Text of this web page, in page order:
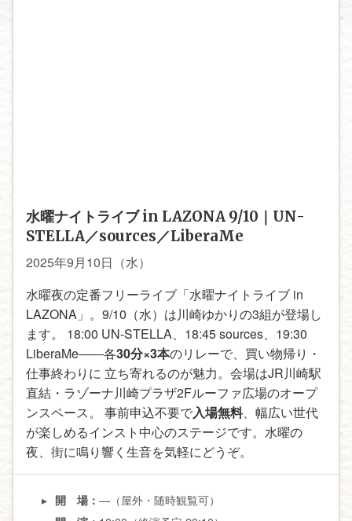
水曜ナイトライブ in LAZONA 9/10｜UN-
STELLA／sources／LiberaMe
2025年9月10日（水）
水曜夜の定番フリーライブ「水曜ナイトライブ in
LAZONA」。9/10（水）は川崎ゆかりの3組が登場し
ます。 18:00 UN-STELLA、18:45 sources、19:30
LiberaMe――各30分×3本のリレーで、買い物帰り・
仕事終わりに 立ち寄れるのが魅力。会場はJR川崎駅
直結・ラゾーナ川崎プラザ2Fルーファ広場のオープ
ンスペース。 事前申込不要で入場無料、幅広い世代
が楽しめるインスト中心のステージです。水曜の
夜、街に鳴り響く生音を気軽にどうぞ。
開 場：—（屋外・随時観覧可）